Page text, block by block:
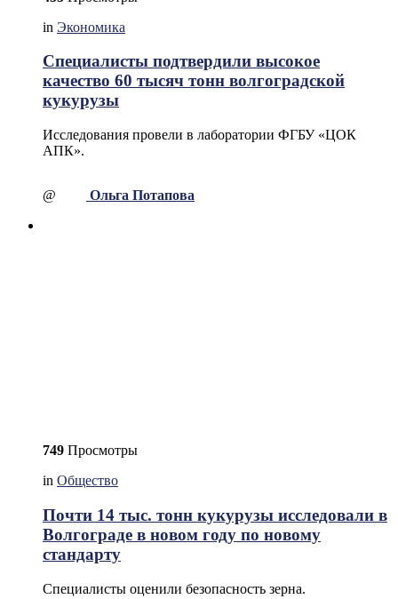
in Экономика
Специалисты подтвердили высокое
качество 60 тысяч тонн волгоградской
кукурузы
Исследования провели в лаборатории ФГБУ «ЦОК
АПК».
@ Ольга Потапова
749 Просмотры
in Общество
Почти 14 тыс. тонн кукурузы исследовали в
Волгограде в новом году по новому
стандарту
Специалисты оценили безопасность зерна.